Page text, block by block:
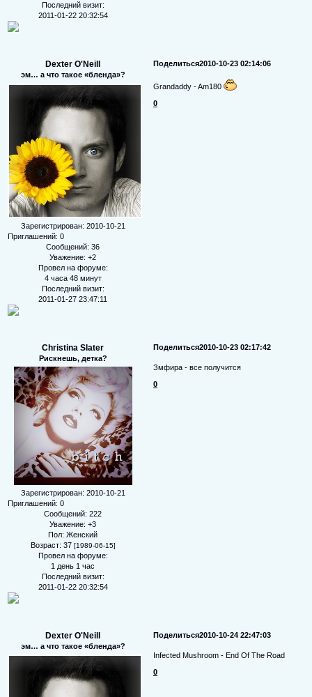
Последний визит:
2011-01-22 20:32:54
Поделиться2010-10-23 02:14:06
Dexter O'Neill
эм… а что такое «бленда»?
Зарегистрирован: 2010-10-21
Приглашений: 0
Сообщений: 36
Уважение: +2
Провел на форуме:
4 часа 48 минут
Последний визит:
2011-01-27 23:47:11
Grandaddy - Am180
0
Поделиться2010-10-23 02:17:42
Christina Slater
Рискнешь, детка?
Зарегистрирован: 2010-10-21
Приглашений: 0
Сообщений: 222
Уважение: +3
Пол: Женский
Возраст: 37 [1989-06-15]
Провел на форуме:
1 день 1 час
Последний визит:
2011-01-22 20:32:54
Змфира - все получится
0
Поделиться2010-10-24 22:47:03
Dexter O'Neill
эм… а что такое «бленда»?
Infected Mushroom - End Of The Road
0